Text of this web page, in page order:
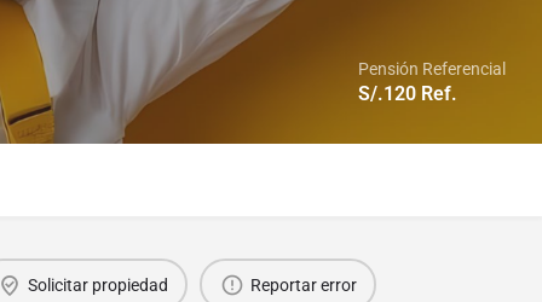
Pensión Referencial
S/.120 Ref.
Solicitar propiedad Reportar error